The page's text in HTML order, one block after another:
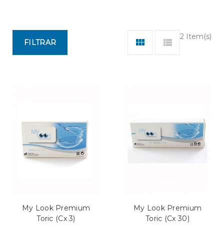
2 Item(s)
FILTRAR
My Look Premium
Toric (Cx 3)
My Look Premium
Toric (Cx 30)